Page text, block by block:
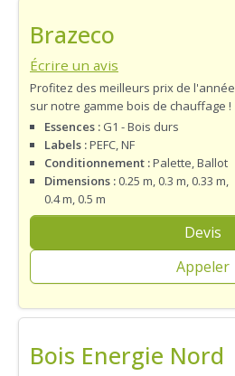
TROUVER SON FOURNISSEUR
BLOG
ESPACE PRO
Brazeco
Écrire un avis
Profitez des meilleurs prix de l'année
sur notre gamme bois de chauffage !
Essences : G1 - Bois durs
Labels :PEFC, NF
Conditionnement :Palette, Ballot
Dimensions : 0.25 m, 0.3 m, 0.33 m,
0.4 m, 0.5 m
Devis
Appeler
Bois Energie Nord